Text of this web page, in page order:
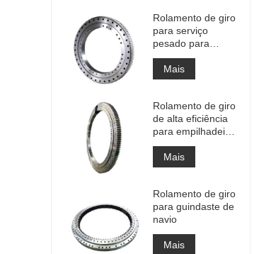
de nitretação
Rolamento de giro
para serviço
pesado para
equipamento de
guindaste
portuário
Mais
Rolamento de giro
de alta eficiência
para empilhadeira
recuperadora
Mais
Rolamento de giro
para guindaste de
navio
Mais